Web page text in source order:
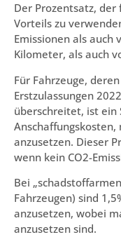
Der Prozentsatz,
Vorteils zu
Emissionen als auch
Kilometer, als auch
Für Fahrzeuge,
Erstzulassungen
überschreitet, ist ein
anzusetzen. Dieser
wenn kein CO2-
Bei
Fahrzeugen) sind
anzusetzen, wobei
anzusetzen sind.